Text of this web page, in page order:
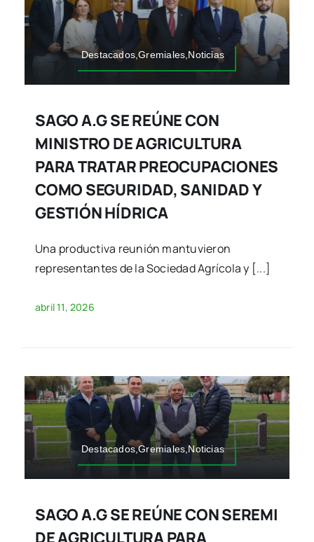
Destacados,Gremiales,Noticias
SAGO A.G SE REÚNE CON
MINISTRO DE AGRICULTURA
PARA TRATAR PREOCUPACIONES
COMO SEGURIDAD, SANIDAD Y
GESTIÓN HÍDRICA
Una productiva reunión mantuvieron
representantes de la Sociedad Agrícola y [...]
abril 11, 2026
Destacados,Gremiales,Noticias
SAGO A.G SE REÚNE CON SEREMI